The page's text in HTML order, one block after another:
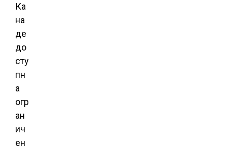
Ка
на
де
до
сту
пн
а
огр
ан
ич
ен